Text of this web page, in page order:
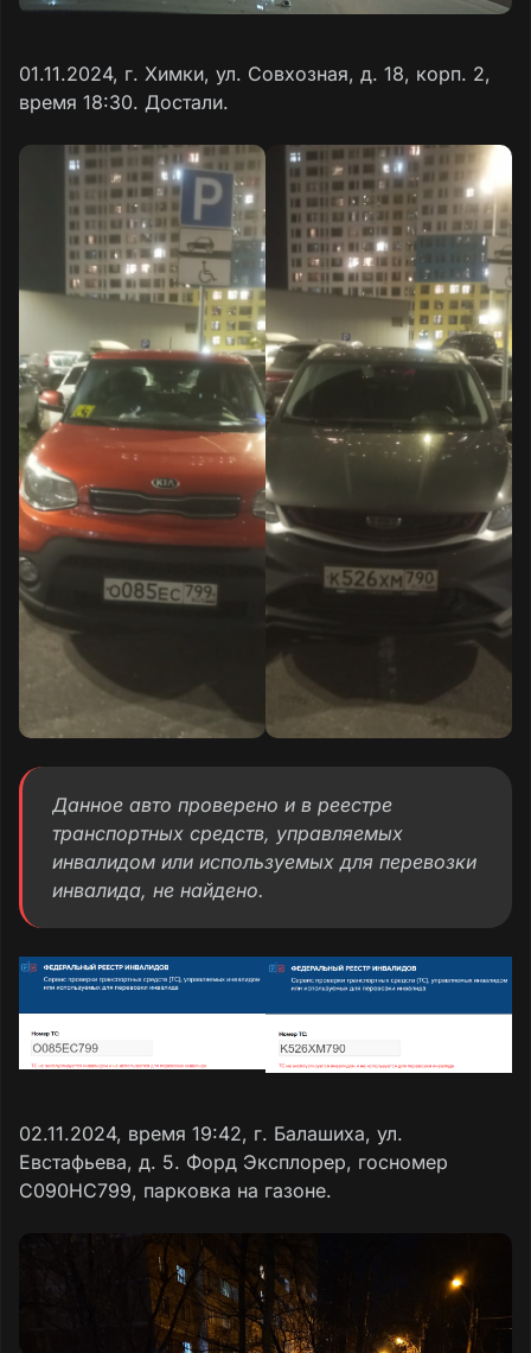
01.11.2024, г. Химки, ул. Совхозная, д. 18, корп. 2,
время 18:30. Достали.
Данное авто проверено и в реестре
транспортных средств, управляемых
инвалидом или используемых для перевозки
инвалида, не найдено.
02.11.2024, время 19:42, г. Балашиха, ул.
Евстафьева, д. 5. Форд Эксплорер, госномер
C090HC799, парковка на газоне.